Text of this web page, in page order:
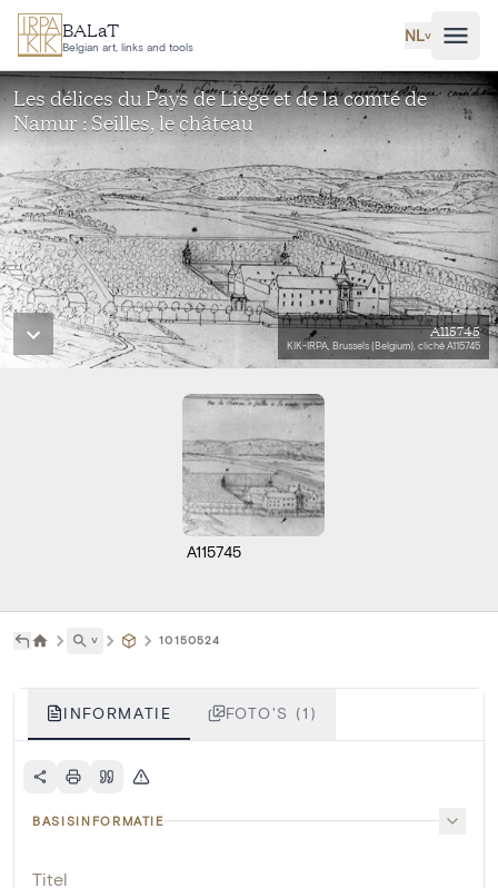
Ga naar hoofdinhoud
BALaT
Belgian art, links and tools
NL˅
Les délices du Pays de Liège et de la comté de
Namur : Seilles, le château
A115745
KIK-IRPA, Brussels (Belgium), cliché A115745
A115745
˅ 10150524
INFORMATIE FOTO'S (1)
BASISINFORMATIE
Titel